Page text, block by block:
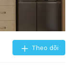
Theo dõi